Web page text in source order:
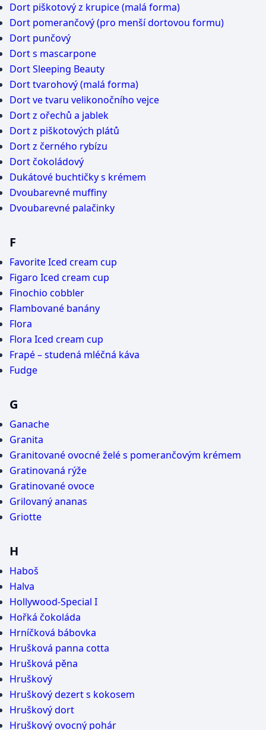
Dort piškotový z krupice (malá forma)
Dort pomerančový (pro menší dortovou formu)
Dort punčový
Dort s mascarpone
Dort Sleeping Beauty
Dort tvarohový (malá forma)
Dort ve tvaru velikonočního vejce
Dort z ořechů a jablek
Dort z piškotových plátů
Dort z černého rybízu
Dort čokoládový
Dukátové buchtičky s krémem
Dvoubarevné muffiny
Dvoubarevné palačinky
F
Favorite Iced cream cup
Figaro Iced cream cup
Finochio cobbler
Flambované banány
Flora
Flora Iced cream cup
Frapé – studená mléčná káva
Fudge
G
Ganache
Granita
Granitované ovocné želé s pomerančovým krémem
Gratinovaná rýže
Gratinované ovoce
Grilovaný ananas
Griotte
H
Haboš
Halva
Hollywood-Special I
Hořká čokoláda
Hrníčková bábovka
Hrušková panna cotta
Hrušková pěna
Hruškový
Hruškový dezert s kokosem
Hruškový dort
Hruškový ovocný pohár